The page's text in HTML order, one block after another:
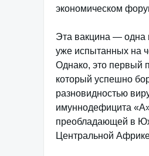
экономическом
Эта вакцина — одна
уже испытанных на
Однако, это первый
который успешно
разновидностью
имуннодефицита
преобладающей в
Центральной